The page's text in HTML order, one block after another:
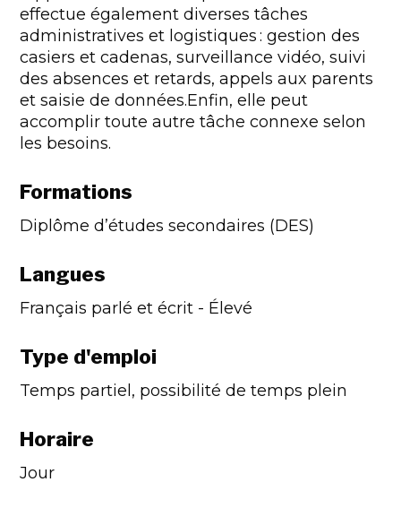
effectue également diverses tâches
administratives et logistiques : gestion des
casiers et cadenas, surveillance vidéo, suivi
des absences et retards, appels aux parents
et saisie de données.Enfin, elle peut
accomplir toute autre tâche connexe selon
les besoins.
Formations
Diplôme d’études secondaires (DES)
Langues
Français parlé et écrit - Élevé
Type d'emploi
Temps partiel, possibilité de temps plein
Horaire
Jour